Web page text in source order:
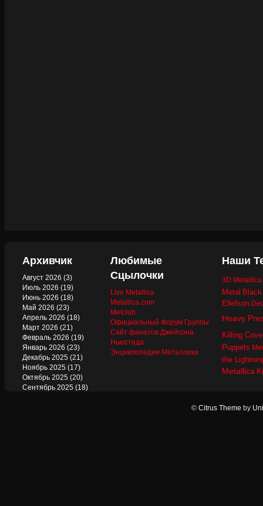
Архивчик
Август 2026 (3)
Июль 2026 (19)
Июнь 2026 (18)
Май 2026 (23)
Апрель 2026 (18)
Март 2026 (21)
Февраль 2026 (19)
Январь 2026 (23)
Декабрь 2025 (21)
Ноябрь 2025 (17)
Октябрь 2025 (20)
Сентябрь 2025 (18)
Любимые
Сцылочки
Live Metallica
Metallica.com
Metclub
Официальный Форум Группы
Сайт фанатов Джейсона
Ньюстеда
Энциклопедия Металлики
Наши
3D
Metal
Ellefson
Heavy
Killing
Puppets
the
Metallica
© Citrus Theme by